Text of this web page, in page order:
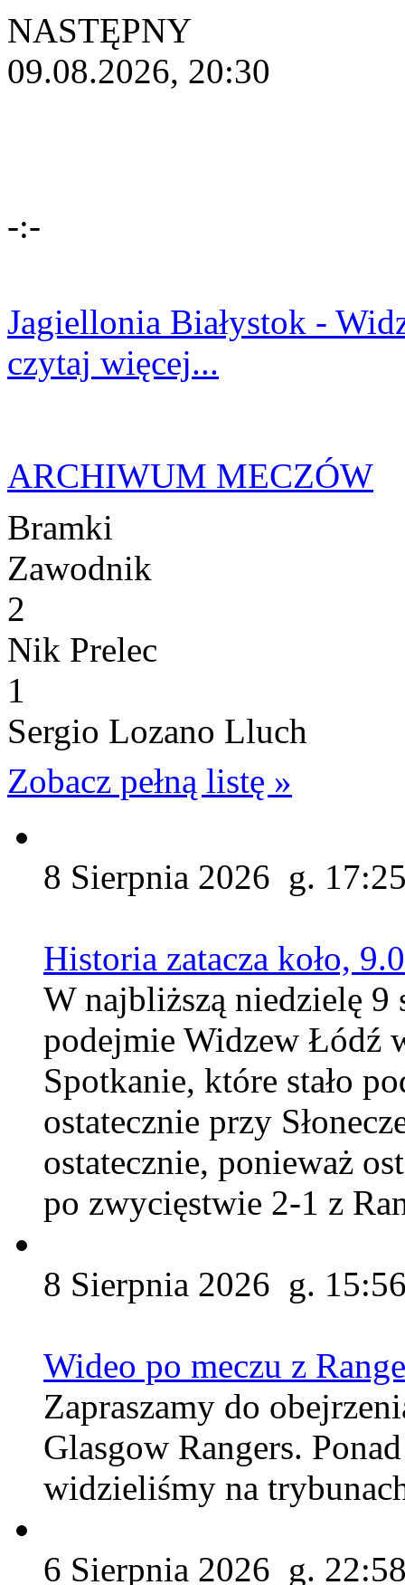
NASTĘPNY
09.08.2026, 20:30
-:-
Jagiellonia Białystok -
czytaj więcej...
ARCHIWUM MECZÓW
Bramki
Zawodnik
2
Nik Prelec
1
Sergio Lozano Lluch
Zobacz pełną listę »
8 Sierpnia 2026 g.
Historia zatacza koło,
W najbliższą niedzielę 9
podejmie Widzew Łódź
Spotkanie, które stało
ostatecznie przy
ostatecznie, ponieważ
po zwycięstwie 2-1 z
8 Sierpnia 2026 g.
Wideo po meczu z
Zapraszamy do
Glasgow Rangers.
widzieliśmy na
6 Sierpnia 2026 g.